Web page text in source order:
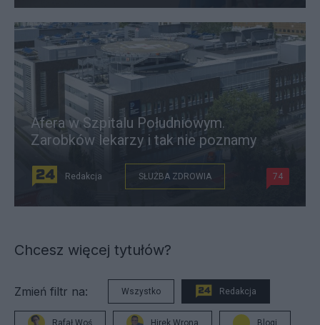
Afera w Szpitalu Południowym.
Zarobków lekarzy i tak nie poznamy
Redakcja SŁUŻBA ZDROWIA 74
Chcesz więcej tytułów?
Zmień filtr na: Wszystko Redakcja
Rafał Woś Hirek Wrona Blogi